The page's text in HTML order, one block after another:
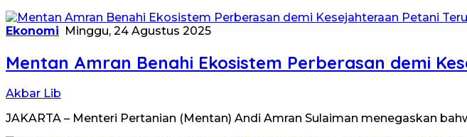
Ekonomi Minggu, 24 Agustus 2025
Mentan Amran Benahi Ekosistem Perberasan demi
Akbar Lib
JAKARTA – Menteri Pertanian (Mentan) Andi Amran Sulaiman menegaskan